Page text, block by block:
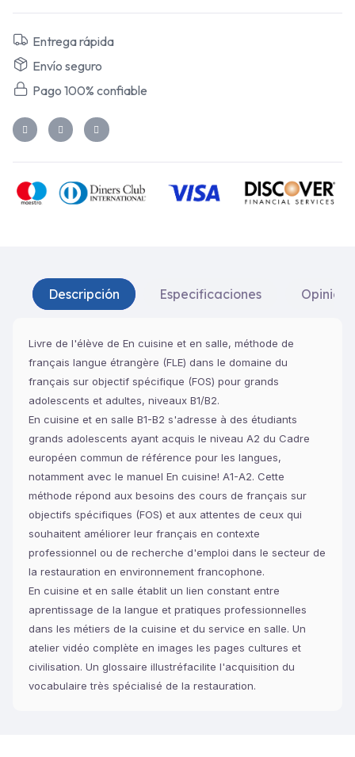
Entrega rápida
Envío seguro
Pago 100% confiable
Descripción Especificaciones
Livre de l'élève de En cuisine et en salle, méthode de
français langue étrangère (FLE) dans le domaine du
français sur objectif spécifique (FOS) pour grands
adolescents et adultes, niveaux B1/B2.
En cuisine et en salle B1-B2 s'adresse à des étudiants
grands adolescents ayant acquis le niveau A2 du Cadre
européen commun de référence pour les langues,
notamment avec le manuel En cuisine! A1-A2. Cette
méthode répond aux besoins des cours de français sur
objectifs spécifiques (FOS) et aux attentes de ceux qui
souhaitent améliorer leur français en contexte
professionnel ou de recherche d'emploi dans le secteur de
la restauration en environnement francophone.
En cuisine et en salle établit un lien constant entre
aprentissage de la langue et pratiques professionnelles
dans les métiers de la cuisine et du service en salle. Un
atelier vidéo complète en images les pages cultures et
civilisation. Un glossaire illustréfacilite l'acquisition du
vocabulaire très spécialisé de la restauration.